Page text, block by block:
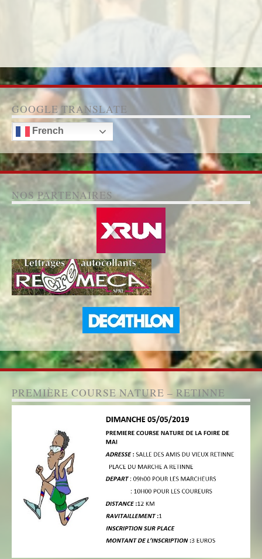
GOOGLE TRANSLATE
French
NOS PARTENAIRES
PREMIÈRE COURSE NATURE – RETINNE